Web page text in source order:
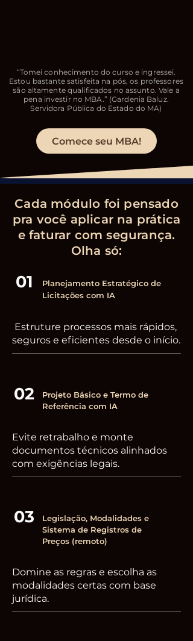
“Tomei conhecimento do curso e ingressei.
Estou bastante satisfeita na pós, os professores
são altamente qualificados no assunto. Vale a
pena investir no MBA.” (Gardenia Baluz.
Servidora Pública do Estado do MA)
Comece seu MBA!
Cada módulo foi pensado
pra você aplicar na prática
e faturar com segurança.
Olha só:
01
Planejamento Estratégico de
Licitações com IA
Estruture processos mais rápidos,
seguros e eficientes desde o início.
02
Projeto Básico e Termo de
Referência com IA
​Evite retrabalho e monte
documentos técnicos alinhados
com exigências legais.
03
Legislação, Modalidades e
Sistema de Registros de
Preços (remoto)
Domine as regras e escolha as
modalidades certas com base
jurídica.